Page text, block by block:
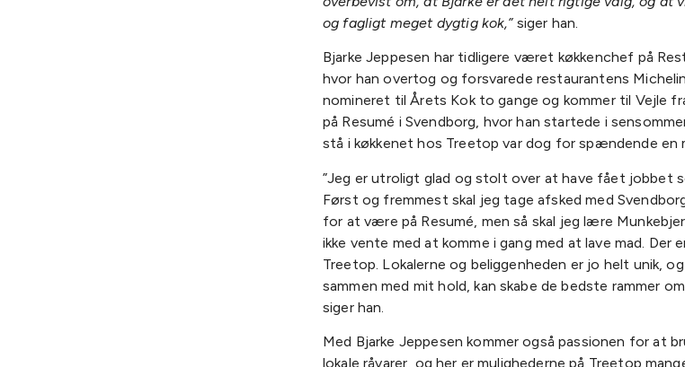
og fagligt meget dygtig kok,” siger han.
Bjarke Jeppesen har tidligere været køkkenchef på
hvor han overtog og forsvarede restaurantens
nomineret til Årets Kok to gange og kommer til Vejle
på Resumé i Svendborg, hvor han startede i
stå i køkkenet hos Treetop var dog for spændende en
”Jeg er utroligt glad og stolt over at have fået jobbet
Først og fremmest skal jeg tage afsked med
for at være på Resumé, men så skal jeg lære
ikke vente med at komme i gang med at lave mad. Der
Treetop. Lokalerne og beliggenheden er jo helt unik,
sammen med mit hold, kan skabe de bedste rammer
siger han.
Med Bjarke Jeppesen kommer også passionen for at
lokale råvarer, og her er mulighederne på Treetop